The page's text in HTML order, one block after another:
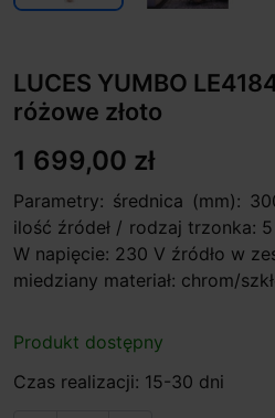
LUCES YUMBO
różowe złoto
1 699,00 zł
Parametry: średnica (mm):
ilość źródeł / rodzaj trzonka:
W napięcie: 230 V źródło w
miedziany materiał: chrom/
Produkt dostępny
Czas realizacji: 15-30 dni